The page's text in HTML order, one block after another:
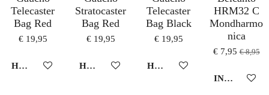
Telecaster
Bag Red
€ 19,95
HOUD MIJ OP DE HOOGTE
Stratocaster
Bag Red
€ 19,95
HOUD MIJ OP DE HOOGTE
Telecaster
Bag Black
€ 19,95
HOUD MIJ OP DE HOOGTE
HRM32 C
Mondharmo
nica
€ 7,95 € 8,95
IN